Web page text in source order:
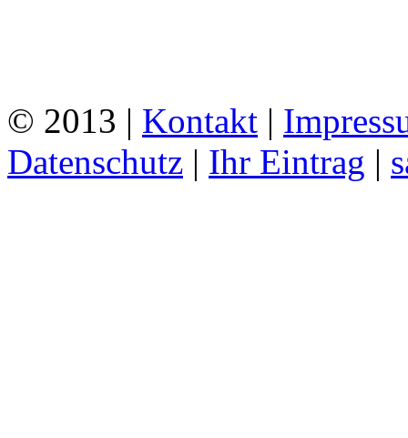
© 2013 | Kontakt |
Datenschutz | Ihr Eintrag |